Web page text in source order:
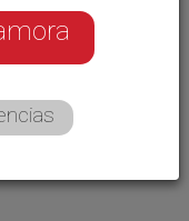
dar un
Histórico y
aprobar en
la licitación
Histórico.